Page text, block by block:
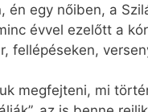
én egy nőiben, a
évvel ezelőtt a
fellépéseken,
megfejteni, mi